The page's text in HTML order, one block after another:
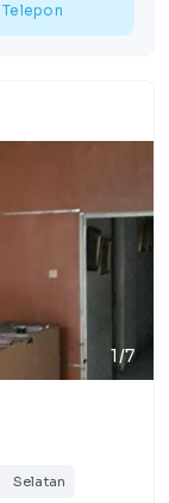
Telepon
1/7
Selatan